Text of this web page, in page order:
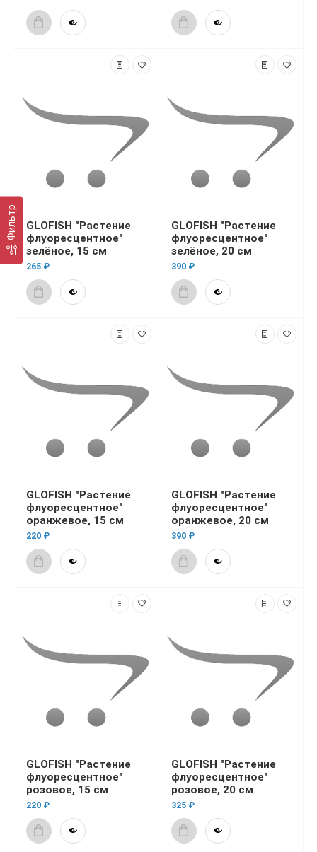
Фильтр
GLOFISH "Растение
флуоресцентное"
зелёное, 15 см
265 ₽
GLOFISH "Растение
флуоресцентное"
зелёное, 20 см
390 ₽
GLOFISH "Растение
флуоресцентное"
оранжевое, 15 см
220 ₽
GLOFISH "Растение
флуоресцентное"
оранжевое, 20 см
390 ₽
GLOFISH "Растение
флуоресцентное"
розовое, 15 см
220 ₽
GLOFISH "Растение
флуоресцентное"
розовое, 20 см
325 ₽